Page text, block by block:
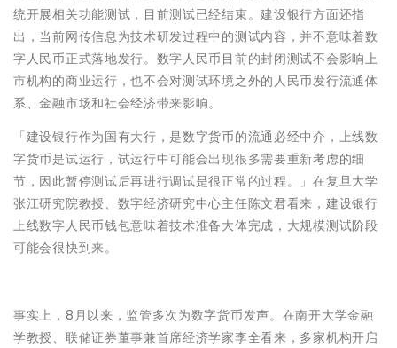
统开展相关功能测试，目前测试已经结束。建设银行方面还指
出，当前网传信息为技术研发过程中的测试内容，并不意味着数
字人民币正式落地发行。数字人民币目前的封闭测试不会影响上
市机构的商业运行，也不会对测试环境之外的人民币发行流通体
系、金融市场和社会经济带来影响。
「建设银行作为国有大行，是数字货币的流通必经中介，上线数
字货币是试运行，试运行中可能会出现很多需要重新考虑的细
节，因此暂停测试后再进行调试是很正常的过程。」在复旦大学
张江研究院教授、数字经济研究中心主任陈文君看来，建设银行
上线数字人民币钱包意味着技术准备大体完成，大规模测试阶段
可能会很快到来。
事实上，8月以来，监管多次为数字货币发声。在南开大学金融
学教授、联储证券董事兼首席经济学家李全看来，多家机构开启